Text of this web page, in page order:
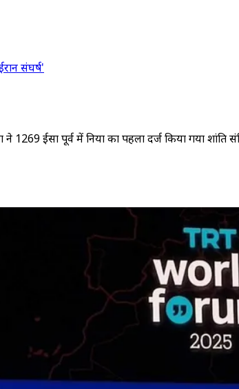
संघर्ष'
ईसा पूर्व में दुनिया का पहला दर्ज किया गया शांति